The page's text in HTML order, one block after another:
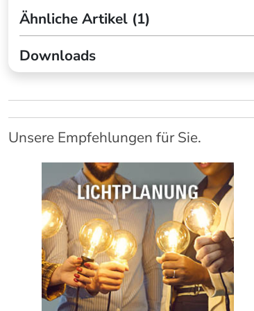
Ähnliche Artikel (1)
Downloads
Unsere Empfehlungen für Sie.